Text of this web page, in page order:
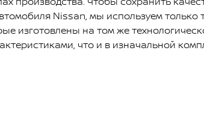
Nissan, мы используем только
изготовлены на том же
что и в изначальной